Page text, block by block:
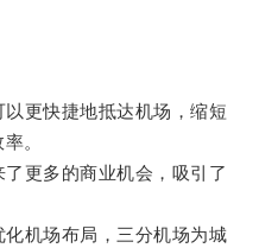
更快捷地抵达机场，缩短
。
更多的商业机会，吸引了
机场布局，三分机场为城